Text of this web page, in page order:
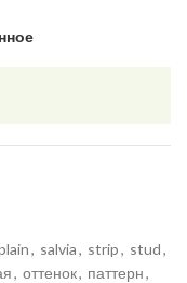
, salvia, strip, stud,
, оттенок, паттерн,